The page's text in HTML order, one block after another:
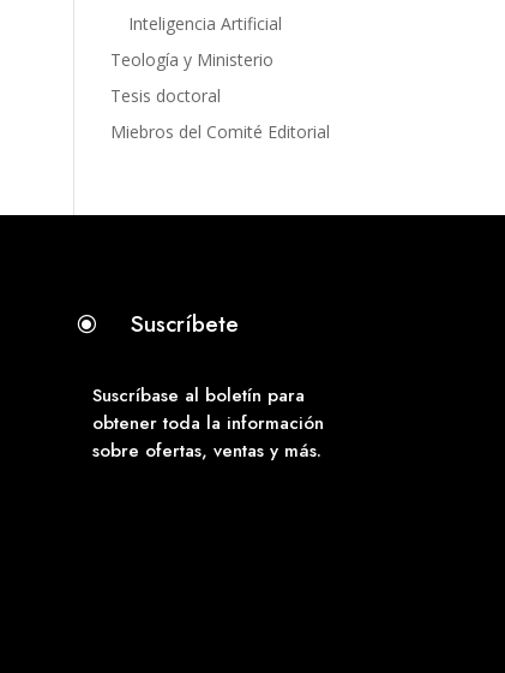
Inteligencia Artificial
Teología y Ministerio
Tesis doctoral
Miebros del Comité Editorial
\ Suscríbete
Suscríbase al boletín para
obtener toda la información
sobre ofertas, ventas y más.